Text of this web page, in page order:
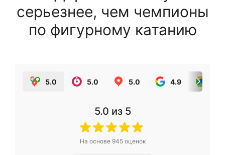
серьезнее, чем чемпионы
по фигурному катанию
5.0 5.0 5.0 4.9
5.0 из 5
На основе 945оценок